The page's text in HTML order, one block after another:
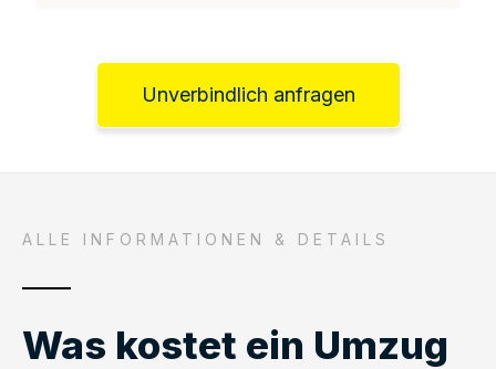
Unverbindlich anfragen
ALLE INFORMATIONEN & DETAILS
Was kostet ein Umzug